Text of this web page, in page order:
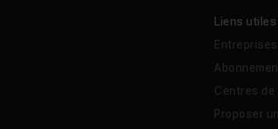
Liens utiles
Entreprises
Centres de
Proposer